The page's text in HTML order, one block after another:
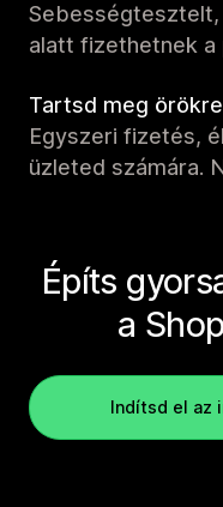
alatt fizethetnek a
Tartsd meg örökre
Egyszeri fizetés,
üzleted számára.
Építs
a
Indítsd el az